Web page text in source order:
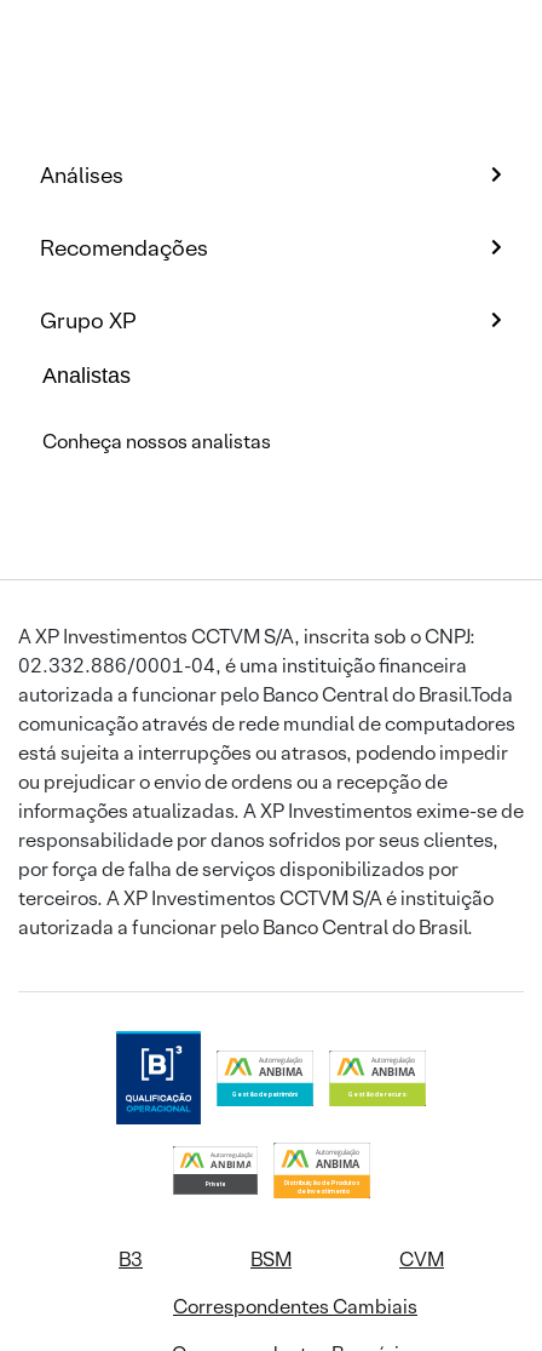
Análises
Recomendações
Grupo XP
Analistas
Conheça nossos analistas
A XP Investimentos CCTVM S/A, inscrita sob o CNPJ:
02.332.886/0001-04, é uma instituição financeira
autorizada a funcionar pelo Banco Central do Brasil.Toda
comunicação através de rede mundial de computadores
está sujeita a interrupções ou atrasos, podendo impedir
ou prejudicar o envio de ordens ou a recepção de
informações atualizadas. A XP Investimentos exime-se de
responsabilidade por danos sofridos por seus clientes,
por força de falha de serviços disponibilizados por
terceiros. A XP Investimentos CCTVM S/A é instituição
autorizada a funcionar pelo Banco Central do Brasil.
B3 BSM
CVM
Correspondentes Cambiais